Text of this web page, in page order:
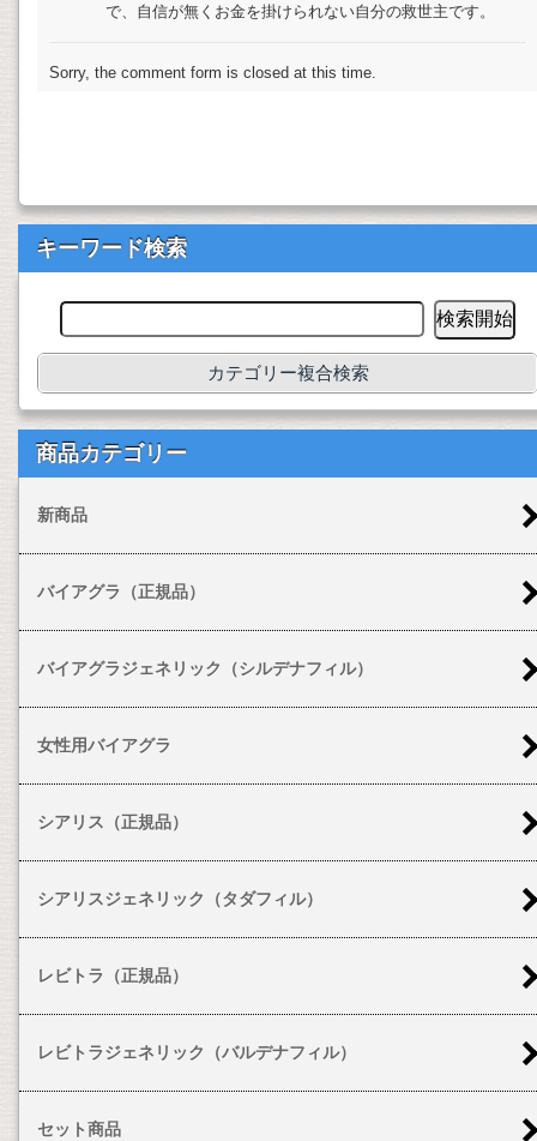
で、自信が無くお金を掛けられない自分の救世主です。
Sorry, the comment form is closed at this time.
キーワード検索
カテゴリー複合検索
商品カテゴリー
新商品
バイアグラ（正規品）
バイアグラジェネリック（シルデナフィル）
女性用バイアグラ
シアリス（正規品）
シアリスジェネリック（タダフィル）
レビトラ（正規品）
レビトラジェネリック（バルデナフィル）
セット商品